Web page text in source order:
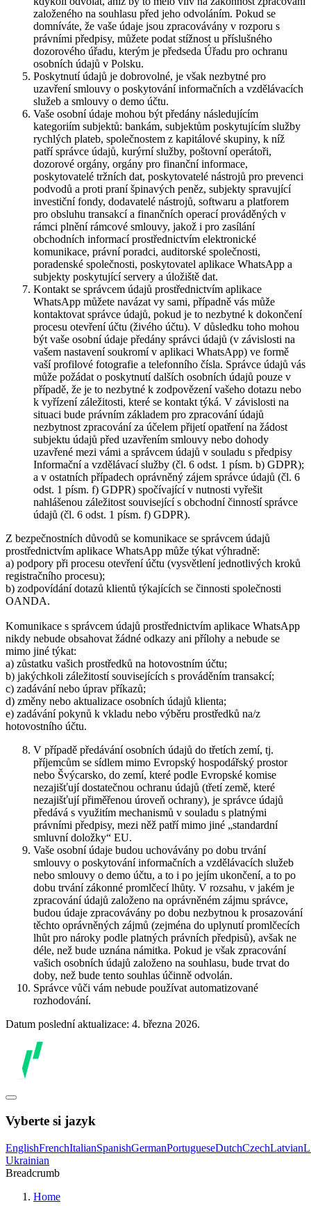
založeného na souhlasu před jeho odvoláním. Pokud se
domníváte, že vaše údaje jsou zpracovávány v rozporu s
právními předpisy, můžete podat stížnost u příslušného
dozorového úřadu, kterým je předseda Úřadu pro ochranu
osobních údajů v Polsku.
Poskytnutí údajů je dobrovolné, je však nezbytné pro
uzavření smlouvy o poskytování informačních a vzdělávacích
služeb a smlouvy o demo účtu.
Vaše osobní údaje mohou být předány následujícím
kategoriím subjektů: bankám, subjektům poskytujícím služby
rychlých plateb, společnostem z kapitálové skupiny, k níž
patří správce údajů, kurýrní služby, poštovní operátoři,
dozorové orgány, orgány pro finanční informace,
poskytovatelé tržních dat, poskytovatelé nástrojů pro prevenci
podvodů a proti praní špinavých peněz, subjekty spravující
investiční fondy, dodavatelé nástrojů, softwaru a platforem
pro obsluhu transakcí a finančních operací prováděných v
rámci plnění rámcové smlouvy, jakož i pro zasílání
obchodních informací prostřednictvím elektronické
komunikace, právní poradci, auditorské společnosti,
poradenské společnosti, poskytovatel aplikace WhatsApp a
subjekty poskytující servery a úložiště dat.
Kontakt se správcem údajů prostřednictvím aplikace
WhatsApp můžete navázat vy sami, případně vás může
kontaktovat správce údajů, pokud je to nezbytné k dokončení
procesu otevření účtu (živého účtu). V důsledku toho mohou
být vaše osobní údaje předány správci údajů (v závislosti na
vašem nastavení soukromí v aplikaci WhatsApp) ve formě
vaší profilové fotografie a telefonního čísla. Správce údajů vás
může požádat o poskytnutí dalších osobních údajů pouze v
případě, že je to nezbytné k zodpovězení vašeho dotazu nebo
k vyřízení záležitosti, které se kontakt týká. V závislosti na
situaci bude právním základem pro zpracování údajů
nezbytnost zpracování za účelem přijetí opatření na žádost
subjektu údajů před uzavřením smlouvy nebo dohody
uzavřené mezi vámi a správcem údajů v souladu s předpisy
Informační a vzdělávací služby (čl. 6 odst. 1 písm. b) GDPR);
a v ostatních případech oprávněný zájem správce údajů (čl. 6
odst. 1 písm. f) GDPR) spočívající v nutnosti vyřešit
nahlášenou záležitost související s obchodní činností správce
údajů (čl. 6 odst. 1 písm. f) GDPR).
Z bezpečnostních důvodů se komunikace se správcem údajů
prostřednictvím aplikace WhatsApp může týkat výhradně:
a) podpory při procesu otevření účtu (vysvětlení jednotlivých kroků
registračního procesu);
b) zodpovídání dotazů klientů týkajících se činnosti společnosti
OANDA.
Komunikace s správcem údajů prostřednictvím aplikace WhatsApp
nikdy nebude obsahovat žádné odkazy ani přílohy a nebude se
mimo jiné týkat:
a) zůstatku vašich prostředků na hotovostním účtu;
b) jakýchkoli záležitostí souvisejících s prováděním transakcí;
c) zadávání nebo úprav příkazů;
d) změny nebo aktualizace osobních údajů klienta;
e) zadávání pokynů k vkladu nebo výběru prostředků na/z
hotovostního účtu.
V případě předávání osobních údajů do třetích zemí, tj.
příjemcům se sídlem mimo Evropský hospodářský prostor
nebo Švýcarsko, do zemí, které podle Evropské komise
nezajišťují dostatečnou ochranu údajů (třetí země, které
nezajišťují přiměřenou úroveň ochrany), je správce údajů
předává s využitím mechanismů v souladu s platnými
právními předpisy, mezi něž patří mimo jiné „standardní
smluvní doložky“ EU.
Vaše osobní údaje budou uchovávány po dobu trvání
smlouvy o poskytování informačních a vzdělávacích služeb
nebo smlouvy o demo účtu, a to i po jejím ukončení, a to po
dobu trvání zákonné promlčecí lhůty. V rozsahu, v jakém je
zpracování údajů založeno na oprávněném zájmu správce,
budou údaje zpracovávány po dobu nezbytnou k prosazování
těchto oprávněných zájmů (zejména do uplynutí promlčecích
lhůt pro nároky podle platných právních předpisů), avšak ne
déle, než bude uznána námitka. Pokud je však zpracování
vašich osobních údajů založeno na souhlasu, bude trvat do
doby, než bude tento souhlas účinně odvolán.
Správce vůči vám nebude používat automatizované
rozhodování.
Datum poslední aktualizace: 4. března 2026.
Vyberte si jazyk
EnglishFrenchItalianSpanishGermanPortugueseDutchCzechLatvian
Ukrainian
Breadcrumb
Home